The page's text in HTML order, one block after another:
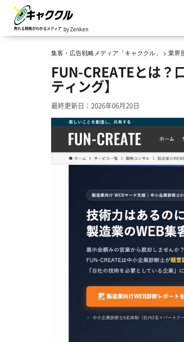
by Zenken
集客・広告戦略メディア「キャククル」 > 業界
FUN-CREATEとは？
ティング】
最終更新日：2026年06月20日